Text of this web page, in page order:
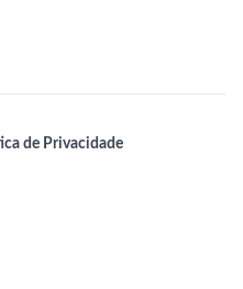
de Privacidade